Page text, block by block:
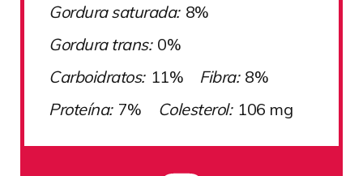
Gordura saturada: 8%
Gordura trans: 0%
Carboidratos: 11% Fibra: 8%
Proteína: 7% Colesterol: 106 mg